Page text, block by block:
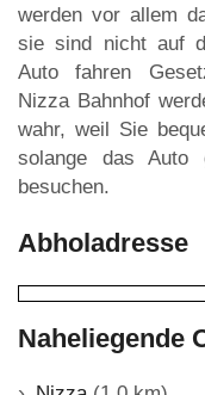
werden vor allem
sie sind nicht auf
Auto fahren
Nizza Bahnhof
wahr, weil Sie
solange das Auto
besuchen.
Abholadresse
Naheliegende